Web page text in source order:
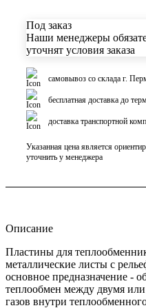
Под заказ
Наши менеджеры
уточнят условия заказа
самовывоз со склада г.
бесплатная доставка до
доставка транспортной
Указанная цена является
уточнить у менеджера
Описание
Пластины для
металлические листы с
основное предназначение -
теплообмен между двумя
газов внутри